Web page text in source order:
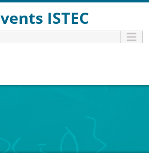
Events ISTEC